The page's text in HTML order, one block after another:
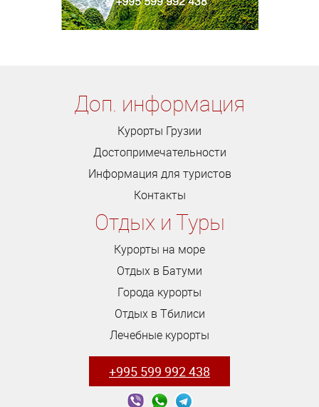
Доп. информация
Курорты Грузии
Достопримечательности
Информация для туристов
Контакты
Отдых и Туры
Курорты на море
Отдых в Батуми
Города курорты
Отдых в Тбилиси
Лечебные курорты
+995 599 992 438